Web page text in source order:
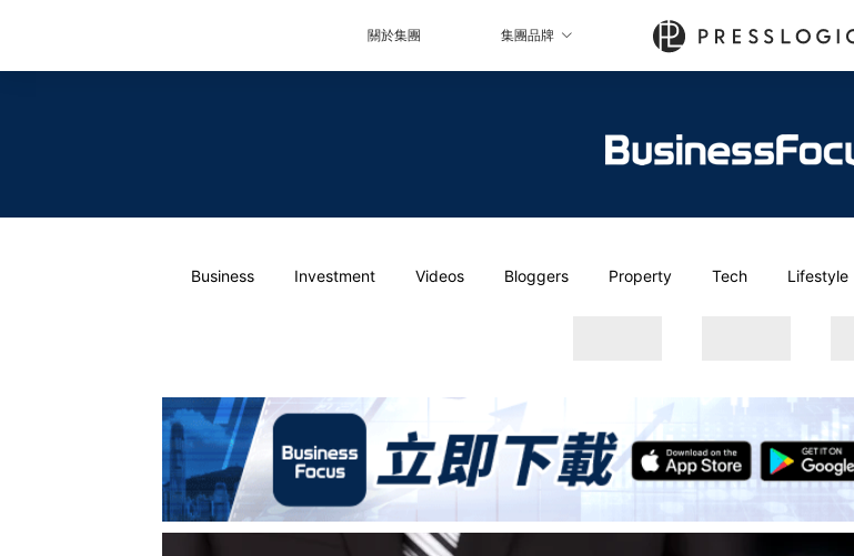
關於集團 集團品牌
Business Investment Videos Bloggers Property Tech Lifestyle